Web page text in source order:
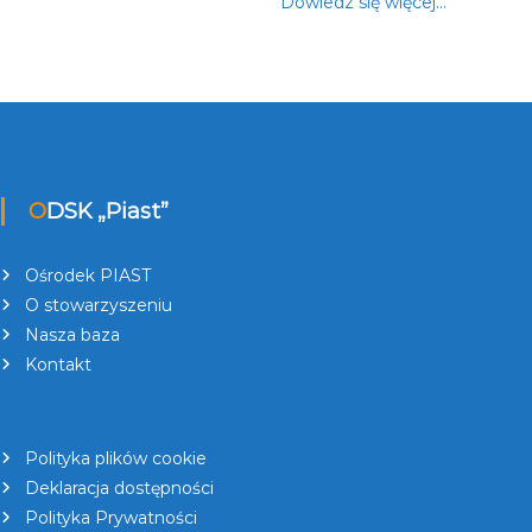
ODSK „Piast”
Ośrodek PIAST
O stowarzyszeniu
Nasza baza
Kontakt
Polityka plików cookie
Deklaracja dostępności
Polityka Prywatności